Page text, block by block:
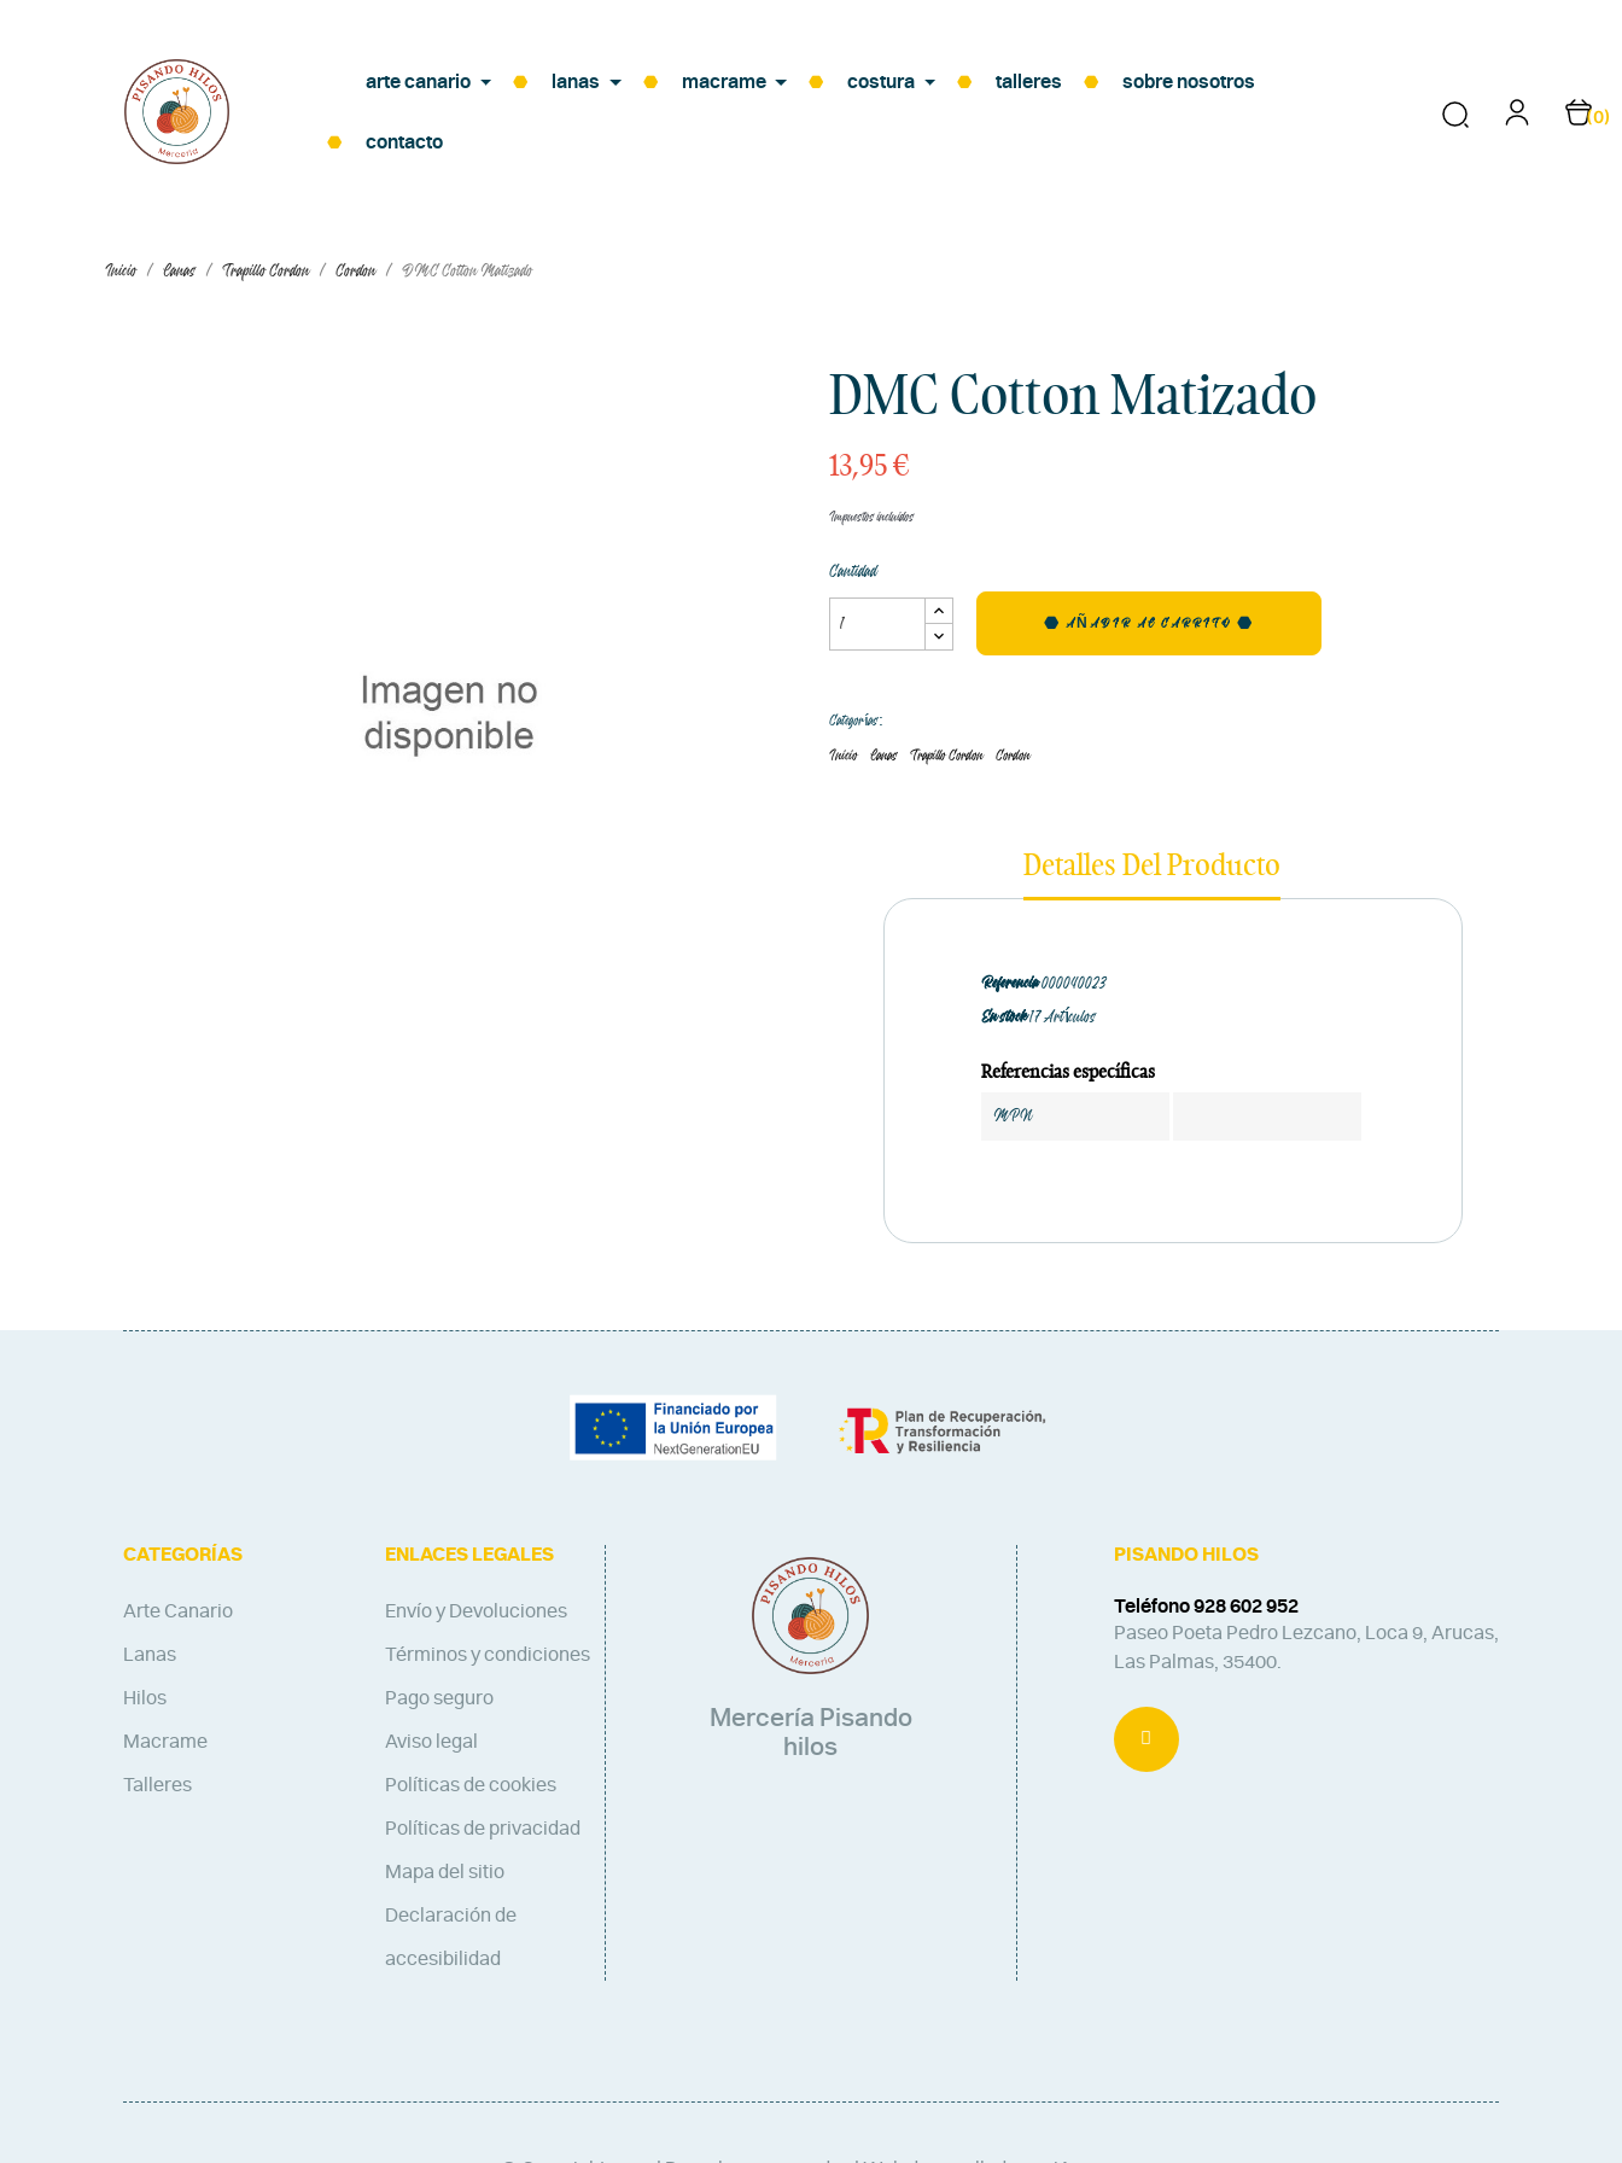
arte canario lanas macrame costura talleres sobre nosotros
contacto
(0)
Inicio Lanas Trapillo Cordon Cordon DMC Cotton Matizado
DMC Cotton Matizado
13,95 €
Impuestos incluidos
Cantidad
AÑADIR AL CARRITO
Categorías:
Inicio Lanas Trapillo Cordon Cordon
Detalles Del Producto
Referencia000040023
En stock17 Artículos
Referencias específicas
MPN
CATEGORÍAS
Arte Canario
Lanas
Hilos
Macrame
Talleres
ENLACES LEGALES
Envío y Devoluciones
Términos y condiciones
Pago seguro
Aviso legal
Políticas de cookies
Políticas de privacidad
Mapa del sitio
Declaración de
accesibilidad
Mercería Pisando
hilos
PISANDO HILOS
Teléfono 928 602 952
Paseo Poeta Pedro Lezcano, Loca 9, Arucas,
Las Palmas, 35400.